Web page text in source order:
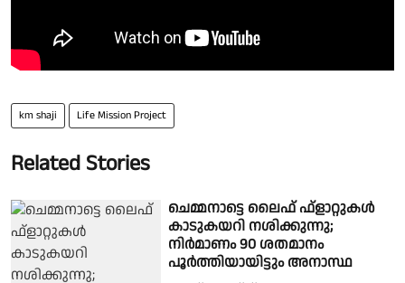
km shaji Life Mission Project
Related Stories
ചെമ്മനാട്ടെ ലൈഫ് ഫ്‌ളാറ്റുകള്‍
കാടുകയറി നശിക്കുന്നു;
നിര്‍മാണം 90 ശതമാനം
പൂര്‍ത്തിയായിട്ടും അനാസ്ഥ